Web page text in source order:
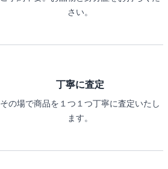
さい。
丁寧に査定
その場で商品を１つ１つ丁寧に査定いたし
ます。